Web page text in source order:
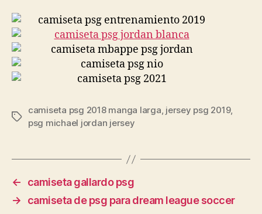
Etiquetas
camiseta psg 2018 manga larga, jersey psg 2019,
psg michael jordan jersey
←
camiseta gallardo psg
→
camiseta de psg para dream league soccer